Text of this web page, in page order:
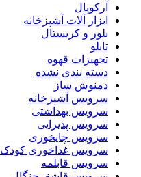
آرکوپال
ابزار آلات آشپزخانه
بلور و کریستال
تابلو
تجهیزات قهوه
دسته بندی نشده
دمنوش ساز
سرویس آشپزخانه
سرویس بهداشتی
سرویس پذیرایی
سرویس چایخوری
سرویس غذاخوری کودک
سرویس قابلمه